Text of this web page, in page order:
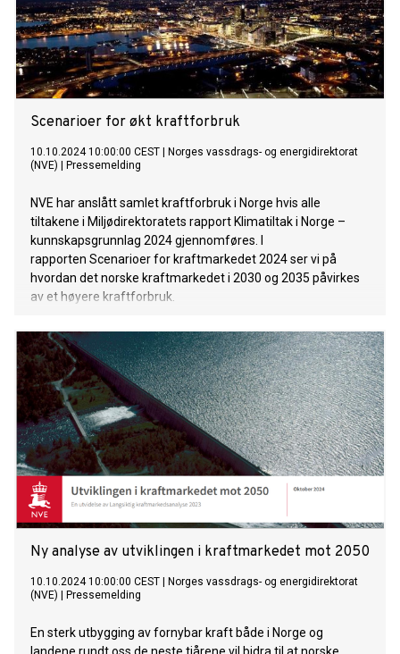
Scenarioer for økt kraftforbruk
10.10.2024 10:00:00 CEST
Norges vassdrags- og energidirektorat
(NVE)
Pressemelding
NVE har anslått samlet kraftforbruk i Norge hvis alle
tiltakene i Miljødirektoratets rapport Klimatiltak i Norge –
kunnskapsgrunnlag 2024 gjennomføres. I
rapporten Scenarioer for kraftmarkedet 2024 ser vi på
hvordan det norske kraftmarkedet i 2030 og 2035 påvirkes
av et høyere kraftforbruk.
Ny analyse av utviklingen i kraftmarkedet mot 2050
10.10.2024 10:00:00 CEST
Norges vassdrags- og energidirektorat
(NVE)
Pressemelding
En sterk utbygging av fornybar kraft både i Norge og